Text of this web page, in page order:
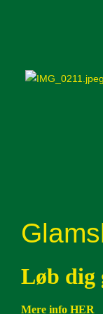
Løb dig
Mere info HER